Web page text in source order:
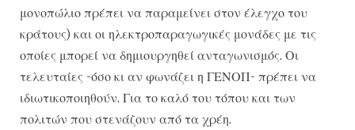
μονοπώλιο πρέπει να παραμείνει στον έλεγχο του
κράτους) και οι ηλεκτροπαραγωγικές μονάδες με τις
οποίες μπορεί να δημιουργηθεί ανταγωνισμός. Οι
τελευταίες -όσο κι αν φωνάζει η ΓΕΝΟΠ- πρέπει να
ιδιωτικοποιηθούν. Για το καλό του τόπου και των
πολιτών που στενάζουν από τα χρέη.